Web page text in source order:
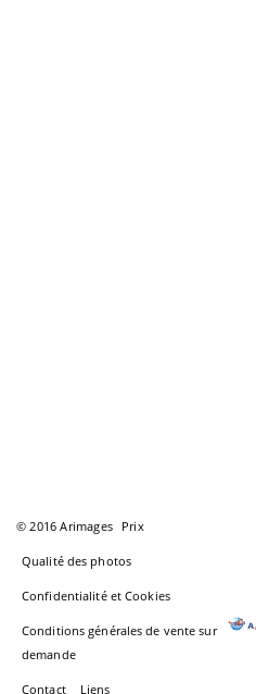
© 2016 Arimages Prix
Qualité des photos
Confidentialité et Cookies
Conditions générales de vente sur
demande
Contact Liens